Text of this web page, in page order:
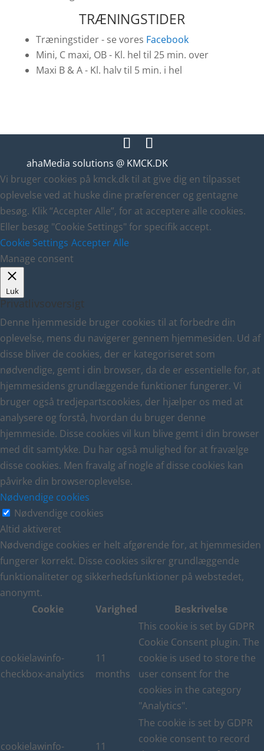
TRÆNINGSTIDER
Træningstider - se vores Facebook
Mini, C maxi, OB - Kl. hel til 25 min. over
Maxi B & A - Kl. halv til 5 min. i hel
ahaMedia solutions @ KMCK.DK
Vi bruger cookies på kmck.dk til at give dig en tilpasset
oplevelse ved at huske dine præferencer og gentagne
besøg. Klik “Accepter Alle”, for at acceptere alle cookies.
Eller besøg "Cookie Settings" for specifik accept.
Cookie Settings Accepter Alle
Manage consent
Luk
Privatlivsoversigt
Denne hjemmeside bruger cookies til at forbedre din
oplevelse, mens du navigerer gennem hjemmesiden. Ud af
disse bliver de cookies, der er kategoriseret som
nødvendige, gemt i din browser, da de er essentielle for, at
hjemmesidens grundlæggende funktioner fungerer. Vi
bruger også tredjepartscookies, der hjælper os med at
analysere og forstå, hvordan du bruger denne
hjemmeside. Disse cookies vil kun blive gemt i din browser
med dit samtykke. Du har også mulighed for at fravælge
disse cookies. Men fravalg af nogle af disse cookies kan
påvirke din browseroplevelse.
Nødvendige cookies
Nødvendige cookies
Altid aktiveret
Nødvendige cookies er helt afgørende for, at hjemmesiden
fungerer korrekt. Disse cookies sikrer grundlæggende
funktionaliteter og sikkerhedsfunktioner på webstedet,
anonymt.
Cookie
Varighed Beskrivelse
cookielawinfo-
checkbox-analytics
11
months
This cookie is set by GDPR
Cookie Consent plugin. The
cookie is used to store the
user consent for the
cookies in the category
"Analytics".
cookielawinfo-
11
The cookie is set by GDPR
cookie consent to record